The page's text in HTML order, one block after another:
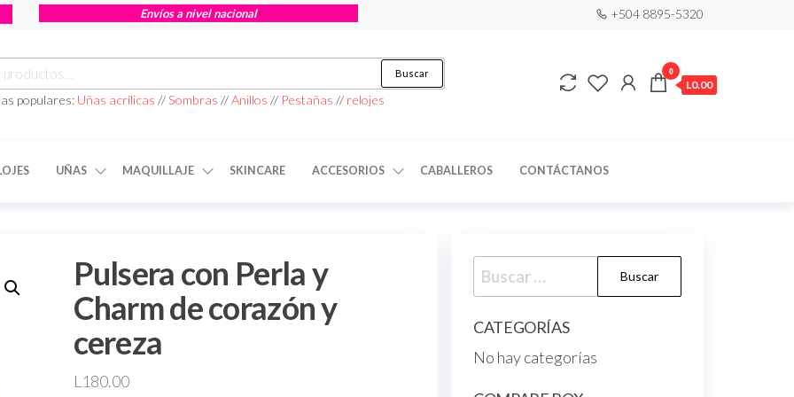
Envíos a nivel nacional +504 8895-5320
Buscar
populares: Uñas acrílicas //Sombras //Anillos // Pestañas // relojes
0
L0.00
UÑAS MAQUILLAJE SKINCARE ACCESORIOS CABALLEROS CONTÁCTANOS
Pulsera con Perla y
Charm de corazón y
cereza
L 180.00
CATEGORÍAS
No hay categorías